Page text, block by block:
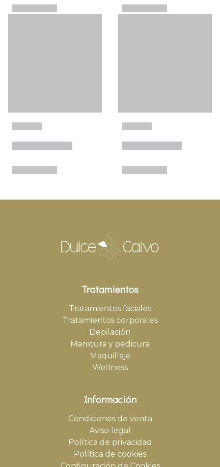
Tratamientos
Tratamientos faciales
Tratamientos corporales
Depilación
Manicura y pedicura
Maquillaje
Wellness
Información
Condiciones de venta
Aviso legal
Política de privacidad
Política de cookies